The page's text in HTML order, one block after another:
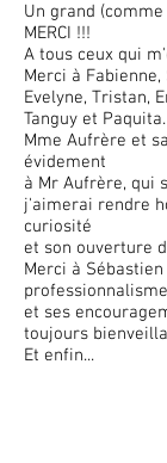
Un grand
MERCI !!!
A tous ceux qui
Merci à
Evelyne, Tristan,
Tanguy et Paquita.
Mme Aufrère et
évidement
à Mr Aufrère, qui
j'aimerai rendre
curiosité
et son ouverture
Merci à
professionnalisme
et ses
toujours
Et enfin...